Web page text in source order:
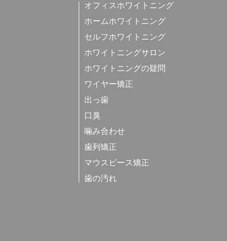
オフィスホワイトニング
ホームホワイトニング
セルフホワイトニング
ホワイトニングサロン
ホワイトニングの疑問
ワイヤー矯正
出っ歯
口臭
噛み合わせ
歯列矯正
マウスピース矯正
歯の汚れ